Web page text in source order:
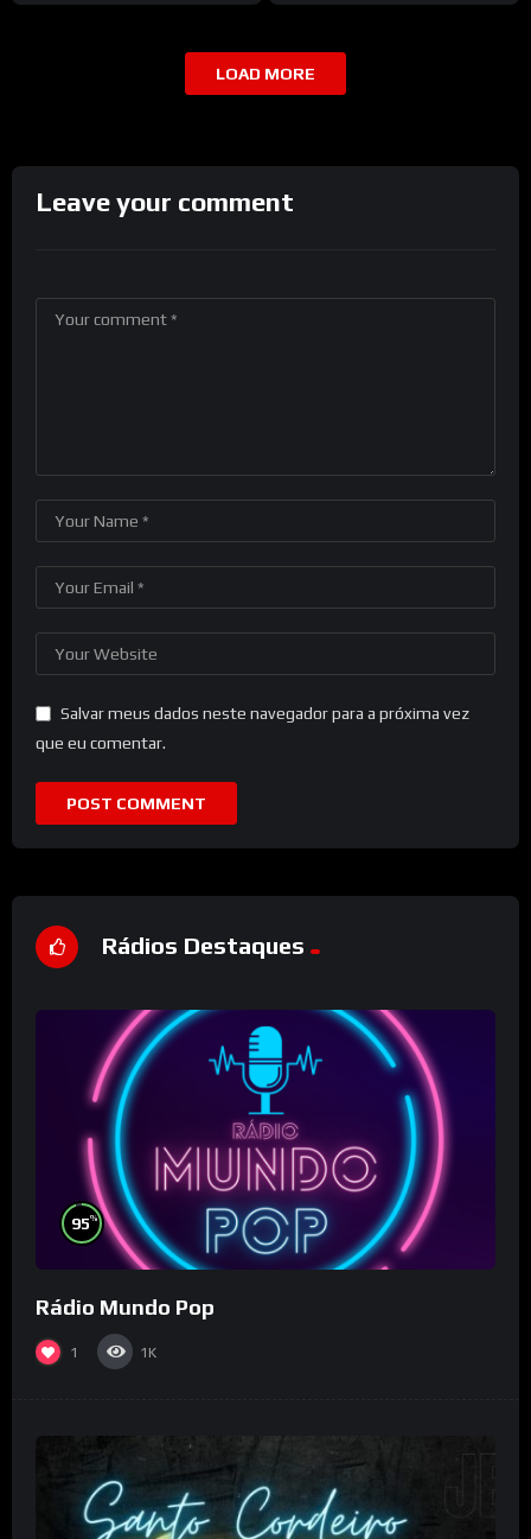
LOAD MORE
Leave your comment
Salvar meus dados neste navegador para a próxima vez
que eu comentar.
Rádios Destaques
95%
Rádio Mundo Pop
1 1K